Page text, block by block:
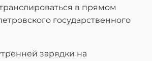
в прямом
государственного
зарядки на